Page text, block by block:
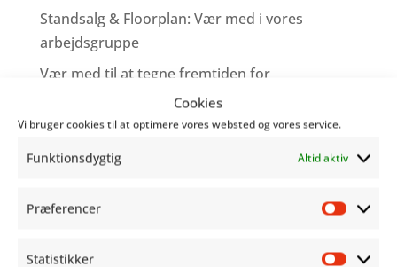
Cookies
Vi bruger cookies til at optimere vores websted og vores service.
Funktionsdygtig Altid aktiv
Præferencer
Statistikker
Standsalg & Floorplan: Vær med i vores
arbejdsgruppe
Vær med til at tegne fremtiden for
Copenhagen Comics!
Tegneserieskabere – Tag med os på Comic
Con
Hjælp os med at gøre festivalen bedre!